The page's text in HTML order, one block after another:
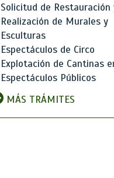
Solicitud de Restauración
Realización de Murales y
Esculturas
Espectáculos de Circo
Explotación de Cantinas
Espectáculos Públicos
MÁS TRÁMITES